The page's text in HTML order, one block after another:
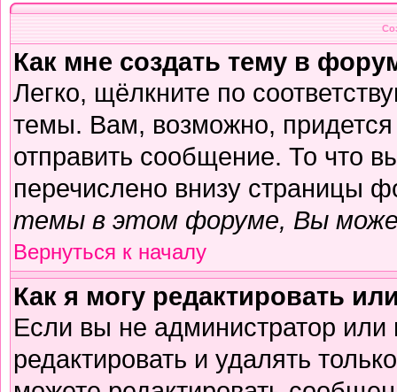
Как мне создать тему в
Легко, щёлкните по
темы. Вам, возможно, придется
отправить сообщение. То что
перечислено внизу страницы
темы в этом форуме, Вы
Вернуться к началу
Как я могу редактировать
Если вы не администратор
редактировать и удалять